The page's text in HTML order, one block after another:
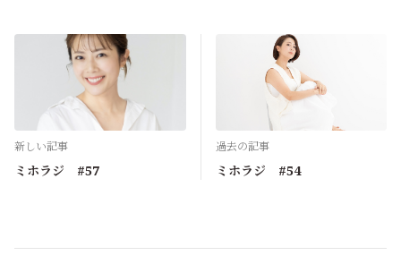
0
hide
6ヶ月前
小学校高学年、いろいろ悩んだような記憶が薄っすらあり
ます…
0
『神出鬼没』『縦横無尽』という言葉は、美帆さんの行動
新しい記事
ミホラジ #57
過去の記事
ミホラジ #54